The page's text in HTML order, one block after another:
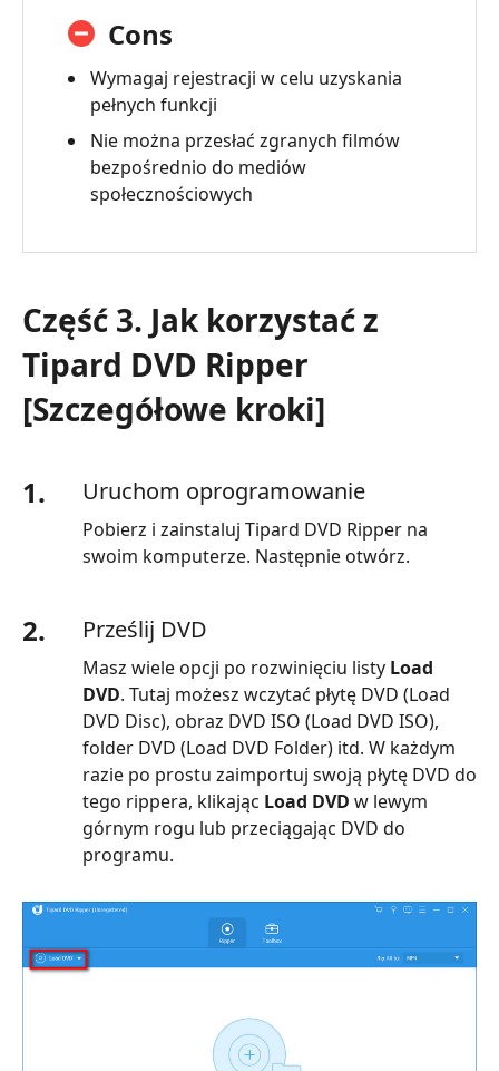
Cons
Wymagaj rejestracji w celu uzyskania
pełnych funkcji
Nie można przesłać zgranych filmów
bezpośrednio do mediów
społecznościowych
Część 3. Jak korzystać z
Tipard DVD Ripper
[Szczegółowe kroki]
1. Uruchom oprogramowanie
Pobierz i zainstaluj Tipard DVD Ripper na
swoim komputerze. Następnie otwórz.
2. Prześlij DVD
Masz wiele opcji po rozwinięciu listy Load
DVD. Tutaj możesz wczytać płytę DVD (Load
DVD Disc), obraz DVD ISO (Load DVD ISO),
folder DVD (Load DVD Folder) itd. W każdym
razie po prostu zaimportuj swoją płytę DVD do
tego rippera, klikając Load DVD w lewym
górnym rogu lub przeciągając DVD do
programu.